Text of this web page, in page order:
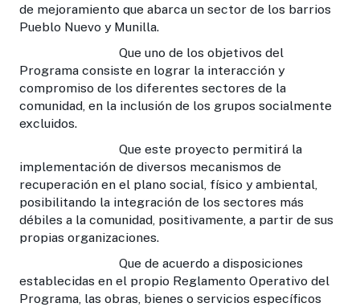
de mejoramiento que abarca un sector de los barrios
Pueblo Nuevo y Munilla.
Que uno de los objetivos del
Programa consiste en lograr la interacción y
compromiso de los diferentes sectores de la
comunidad, en la inclusión de los grupos socialmente
excluidos.
Que este proyecto permitirá la
implementación de diversos mecanismos de
recuperación en el plano social, físico y ambiental,
posibilitando la integración de los sectores más
débiles a la comunidad, positivamente, a partir de sus
propias organizaciones.
Que de acuerdo a disposiciones
establecidas en el propio Reglamento Operativo del
Programa, las obras, bienes o servicios específicos